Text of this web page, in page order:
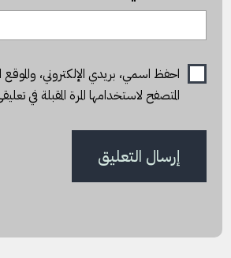
احفظ اسمي، بريدي الإلكتروني، والموقع
المتصفح لاستخدامها المرة المقبلة في